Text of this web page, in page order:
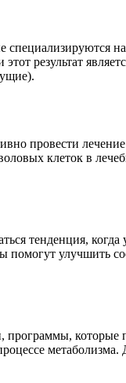
результат
провести
клеток в
тенденция,
улучшить
которые
метаболизма.